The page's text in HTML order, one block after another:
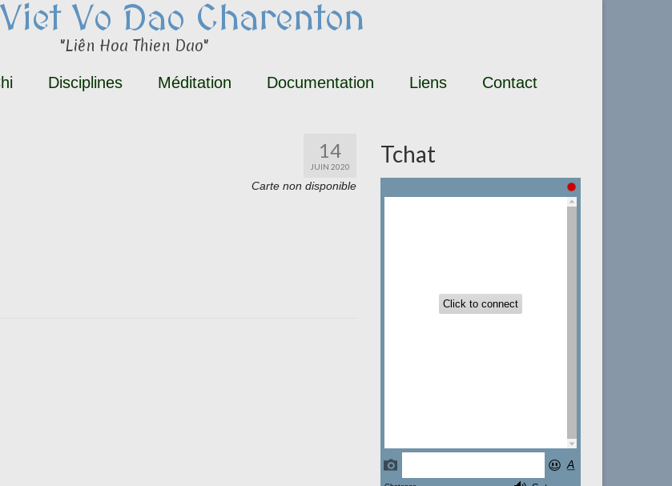
Vo Dao Charenton
"Liên Hoa Thien Dao"
Disciplines Méditation Documentation Liens Contact
14
JUIN 2020
Carte non disponible
Tchat